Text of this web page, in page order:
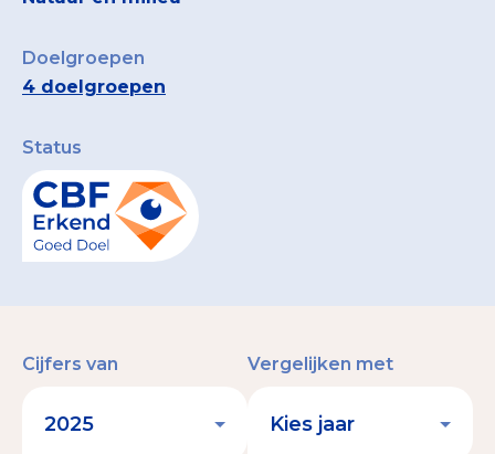
Doelgroepen
4 doelgroepen
Status
Cijfers van Vergelijken met